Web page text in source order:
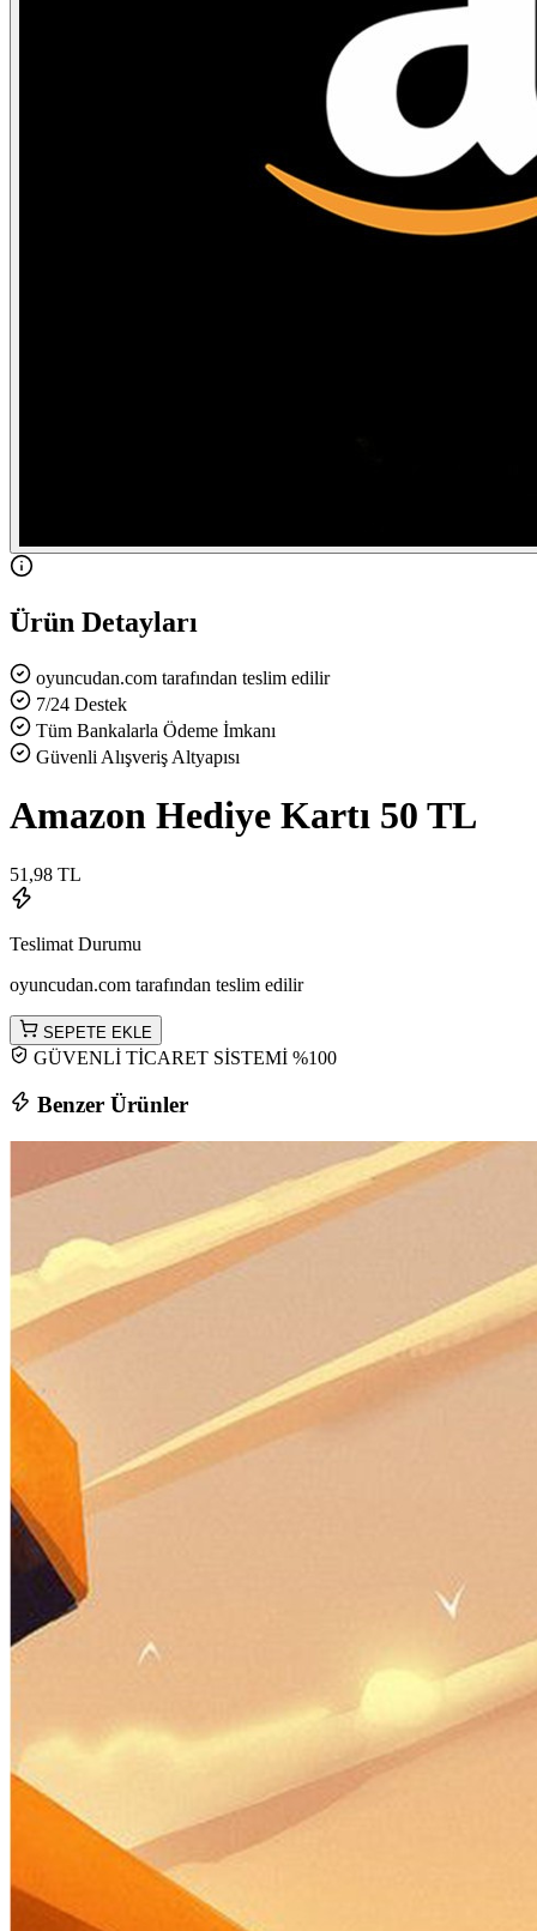
Ürün Detayları
oyuncudan.com tarafından teslim edilir
7/24 Destek
Tüm Bankalarla Ödeme İmkanı
Güvenli Alışveriş Altyapısı
Amazon Hediye Kartı 50 TL
51,98 TL
Teslimat Durumu
oyuncudan.com tarafından teslim edilir
SEPETE EKLE
GÜVENLİ TİCARET SİSTEMİ %100
Benzer Ürünler